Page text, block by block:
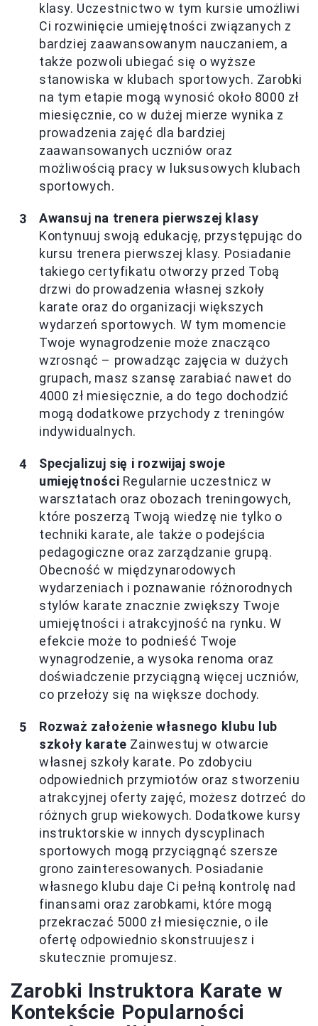
klasy. Uczestnictwo w tym kursie umożliwi
Ci rozwinięcie umiejętności związanych z
bardziej zaawansowanym nauczaniem, a
także pozwoli ubiegać się o wyższe
stanowiska w klubach sportowych. Zarobki
na tym etapie mogą wynosić około 8000 zł
miesięcznie, co w dużej mierze wynika z
prowadzenia zajęć dla bardziej
zaawansowanych uczniów oraz
możliwością pracy w luksusowych klubach
sportowych.
Awansuj na trenera pierwszej klasy
Kontynuuj swoją edukację, przystępując do
kursu trenera pierwszej klasy. Posiadanie
takiego certyfikatu otworzy przed Tobą
drzwi do prowadzenia własnej szkoły
karate oraz do organizacji większych
wydarzeń sportowych. W tym momencie
Twoje wynagrodzenie może znacząco
wzrosnąć – prowadząc zajęcia w dużych
grupach, masz szansę zarabiać nawet do
4000 zł miesięcznie, a do tego dochodzić
mogą dodatkowe przychody z treningów
indywidualnych.
Specjalizuj się i rozwijaj swoje
umiejętności Regularnie uczestnicz w
warsztatach oraz obozach treningowych,
które poszerzą Twoją wiedzę nie tylko o
techniki karate, ale także o podejścia
pedagogiczne oraz zarządzanie grupą.
Obecność w międzynarodowych
wydarzeniach i poznawanie różnorodnych
stylów karate znacznie zwiększy Twoje
umiejętności i atrakcyjność na rynku. W
efekcie może to podnieść Twoje
wynagrodzenie, a wysoka renoma oraz
doświadczenie przyciągną więcej uczniów,
co przełoży się na większe dochody.
Rozważ założenie własnego klubu lub
szkoły karate Zainwestuj w otwarcie
własnej szkoły karate. Po zdobyciu
odpowiednich przymiotów oraz stworzeniu
atrakcyjnej oferty zajęć, możesz dotrzeć do
różnych grup wiekowych. Dodatkowe kursy
instruktorskie w innych dyscyplinach
sportowych mogą przyciągnąć szersze
grono zainteresowanych. Posiadanie
własnego klubu daje Ci pełną kontrolę nad
finansami oraz zarobkami, które mogą
przekraczać 5000 zł miesięcznie, o ile
ofertę odpowiednio skonstruujesz i
skutecznie promujesz.
Zarobki Instruktora Karate w
Kontekście Popularności